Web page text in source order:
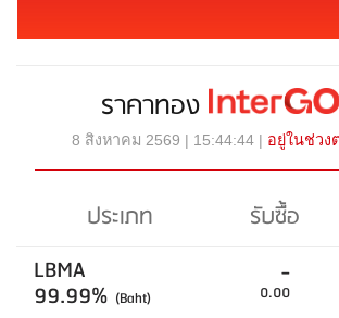
ราคาทอง
8 สิงหาคม 2569 | 15:44:44 | อยู่ในช่วง
ประเภท รับซื้อ
LBMA
99.99% (Baht)
-
0.00